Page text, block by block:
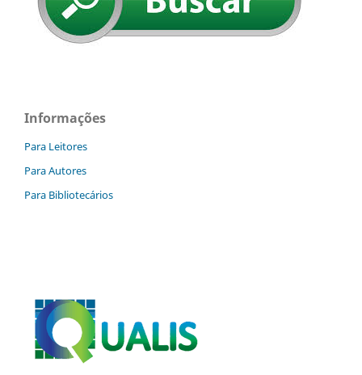
Informações
Para Leitores
Para Autores
Para Bibliotecários